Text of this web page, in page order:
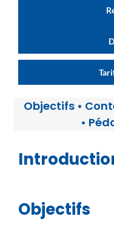
Objectifs •
•
Objectifs